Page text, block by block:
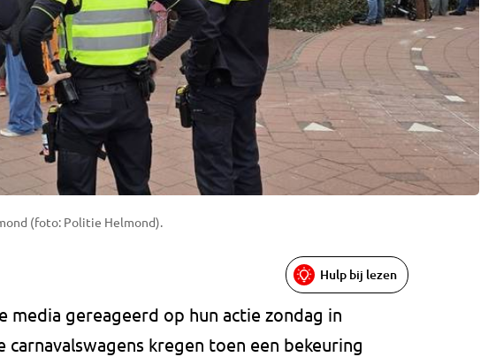
(foto: Politie Helmond).
Hulp bij lezen
media gereageerd op hun actie zondag in
carnavalswagens kregen toen een bekeuring